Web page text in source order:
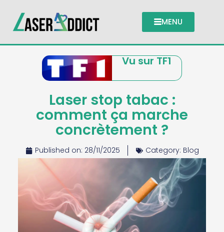
MENU
Vu sur TF1
Laser stop tabac :
comment ça marche
concrètement ?
Published on: 28/11/2025 Category: Blog